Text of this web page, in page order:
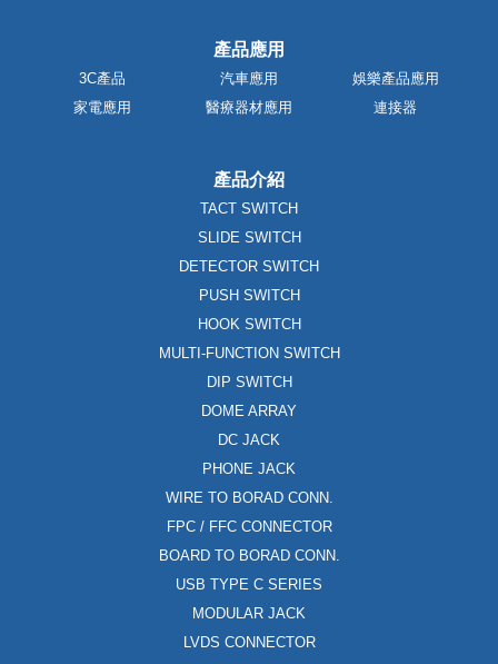
產品應用
3C產品 汽車應用
娛樂產品應用
家電應用
醫療器材應用 連接器
產品介紹
TACT SWITCH
SLIDE SWITCH
DETECTOR SWITCH
PUSH SWITCH
HOOK SWITCH
MULTI-FUNCTION SWITCH
DIP SWITCH
DOME ARRAY
DC JACK
PHONE JACK
WIRE TO BORAD CONN.
FPC / FFC CONNECTOR
BOARD TO BORAD CONN.
USB TYPE C SERIES
MODULAR JACK
LVDS CONNECTOR